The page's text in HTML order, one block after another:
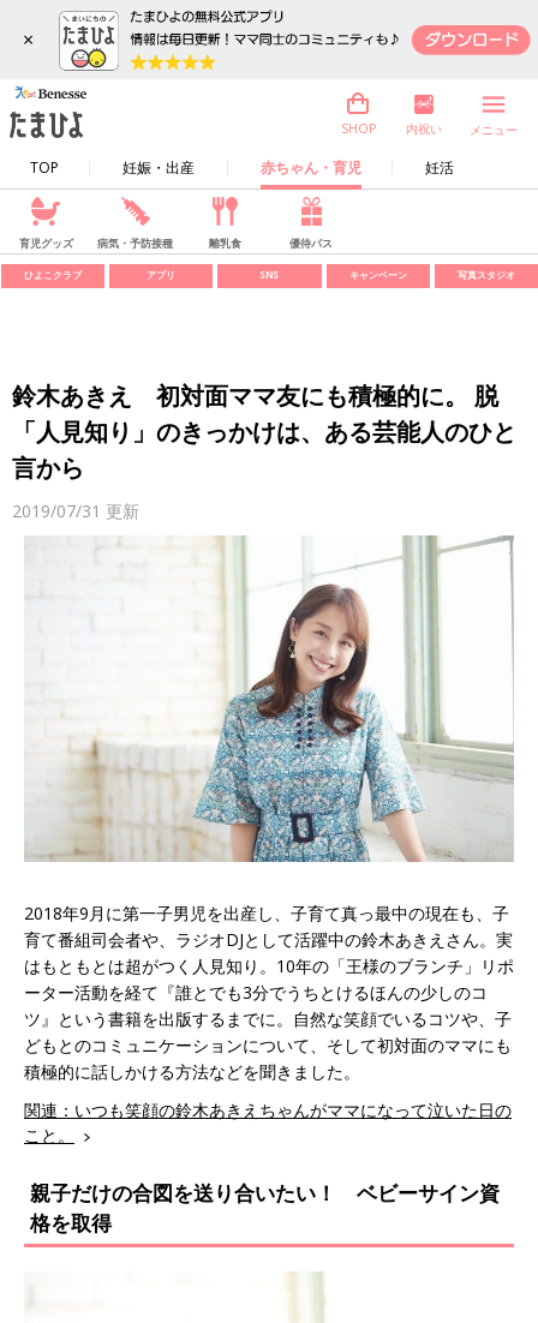
×
TOP 妊娠・出産 赤ちゃん・育児 妊活
SHOP 内祝い メニュー
育児グッズ 病気・予防接種 離乳食 優待パス
ひよこクラブ アプリ SNS キャンペーン 写真スタジオ
鈴木あきえ 初対面ママ友にも積極的に。 脱
「人見知り」のきっかけは、ある芸能人のひと
言から
2019/07/31 更新
2018年9月に第一子男児を出産し、子育て真っ最中の現在も、子
育て番組司会者や、ラジオDJとして活躍中の鈴木あきえさん。実
はもともとは超がつく人見知り。10年の「王様のブランチ」リポ
ーター活動を経て『誰とでも3分でうちとけるほんの少しのコ
ツ』という書籍を出版するまでに。自然な笑顔でいるコツや、子
どもとのコミュニケーションについて、そして初対面のママにも
積極的に話しかける方法などを聞きました。
関連：いつも笑顔の鈴木あきえちゃんがママになって泣いた日の
こと。
親子だけの合図を送り合いたい！ ベビーサイン資
格を取得